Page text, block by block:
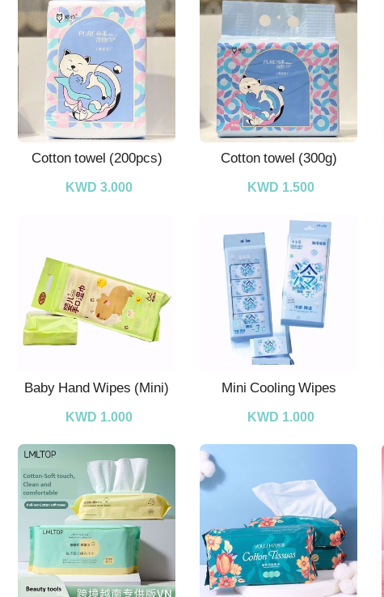
Cotton towel (300g)
KWD 1.500
Cotton towel (200pcs)
KWD 3.000
Mini Cooling Wipes
KWD 1.000
Baby Hand Wipes (Mini)
KWD 1.000